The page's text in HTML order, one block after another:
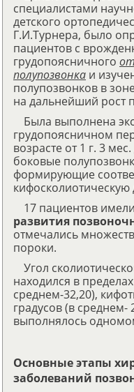
специалистами
детского
Г.И.Турнера, было
пациентов с
грудопоясничного
полупозвонка и
полупозвонков в
на дальнейший рост
Была выполнена
грудопоясничном
возрасте от 1 г. 3
боковые
формирующие
17 пациентов
развития
отмечались
пороки.
Угол
находился в
среднем-32,20),
градусов (в
выполнялось
Основные этапы
заболеваний